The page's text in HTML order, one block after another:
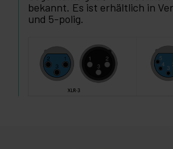
bekannt. Es ist erhältlich in
und 5-polig.